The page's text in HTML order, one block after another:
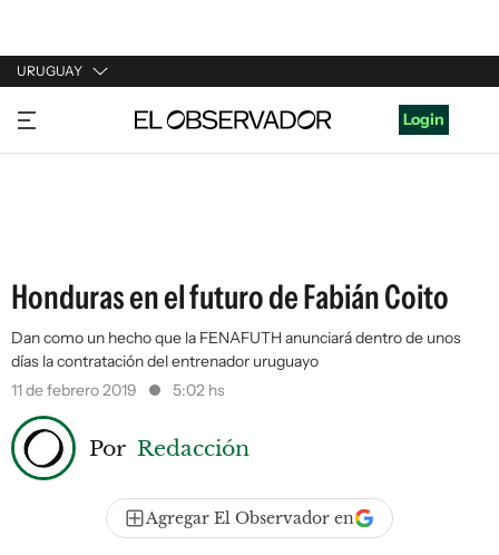
URUGUAY
URUGUAY
ARGENTINA
Login
Honduras en el futuro de Fabián Coito
Dan como un hecho que la FENAFUTH anunciará dentro de unos
días la contratación del entrenador uruguayo
11 de febrero 2019
5:02 hs
Por Redacción
Agregar El Observador en